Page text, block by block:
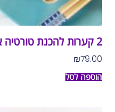
2 קערות להכנת טורטיה אכילה בתנור
₪79.00
הוספה לסל